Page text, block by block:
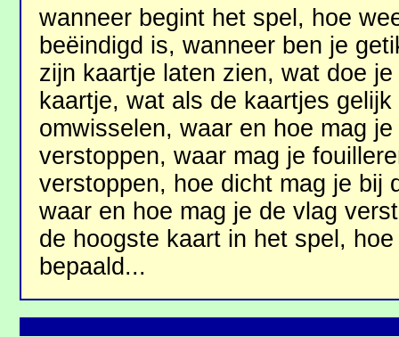
wanneer begint het spel, hoe
beëindigd is, wanneer ben je
zijn kaartje laten zien, wat doe
kaartje, wat als de kaartjes
omwisselen, waar en hoe mag
verstoppen, waar mag je
verstoppen, hoe dicht mag je bij
waar en hoe mag je de vlag
de hoogste kaart in het spel,
bepaald...